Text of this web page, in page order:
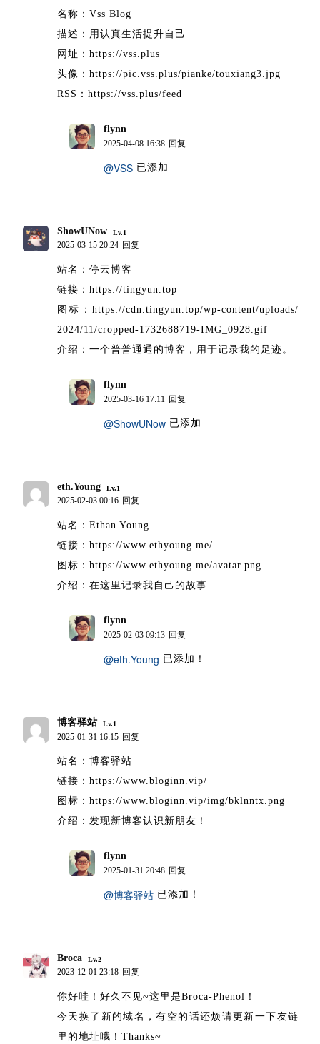
名称：Vss Blog
描述：用认真生活提升自己
网址：https://vss.plus
头像：https://pic.vss.plus/pianke/touxiang3.jpg
RSS：https://vss.plus/feed
flynn
2025-04-08 16:38 回复
@VSS 已添加
ShowUNow Lv.1
2025-03-15 20:24 回复
站名：停云博客
链接：https://tingyun.top
图标：https://cdn.tingyun.top/wp-content/uploads/
2024/11/cropped-1732688719-IMG_0928.gif
介绍：一个普普通通的博客，用于记录我的足迹。
flynn
2025-03-16 17:11 回复
@ShowUNow 已添加
eth.Young Lv.1
2025-02-03 00:16 回复
站名：Ethan Young
链接：https://www.ethyoung.me/
图标：https://www.ethyoung.me/avatar.png
介绍：在这里记录我自己的故事
flynn
2025-02-03 09:13 回复
@eth.Young 已添加！
博客驿站 Lv.1
2025-01-31 16:15 回复
站名：博客驿站
链接：https://www.bloginn.vip/
图标：https://www.bloginn.vip/img/bklnntx.png
介绍：发现新博客认识新朋友！
flynn
2025-01-31 20:48 回复
@博客驿站 已添加！
Broca Lv.2
2023-12-01 23:18 回复
你好哇！好久不见~这里是Broca-Phenol！
今天换了新的域名，有空的话还烦请更新一下友链
里的地址哦！Thanks~